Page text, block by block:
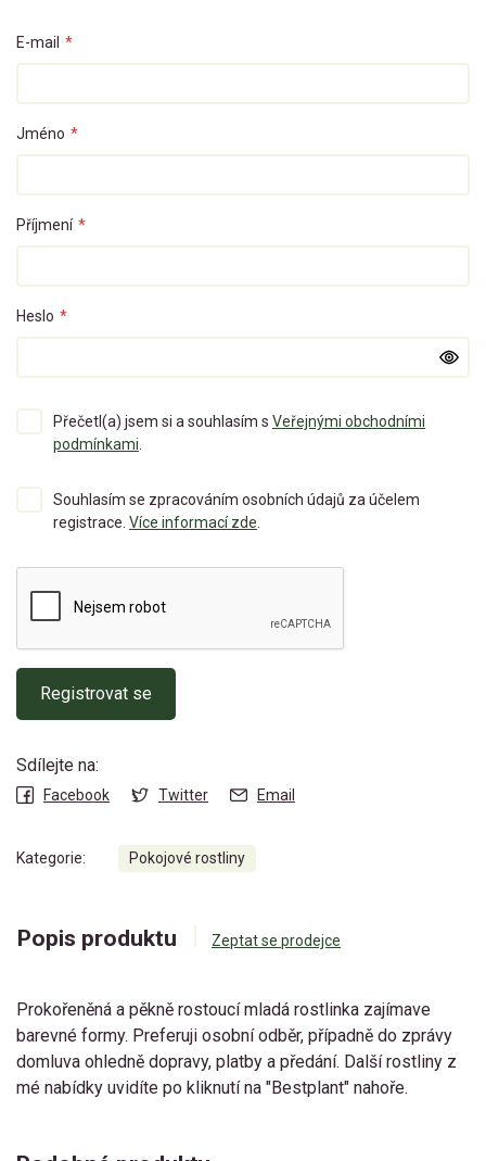
E-mail *
Jméno *
Příjmení *
Heslo *
Přečetl(a) jsem si a souhlasím s Veřejnými obchodními
podmínkami.
Souhlasím se zpracováním osobních údajů za účelem
registrace. Více informací zde.
Registrovat se
Sdílejte na:
Facebook Twitter Email
Kategorie: Pokojové rostliny
Popis produktu Zeptat se prodejce
Prokořeněná a pěkně rostoucí mladá rostlinka zajímave
barevné formy. Preferuji osobní odběr, případně do zprávy
domluva ohledně dopravy, platby a předání. Další rostliny z
mé nabídky uvidíte po kliknutí na "Bestplant" nahoře.